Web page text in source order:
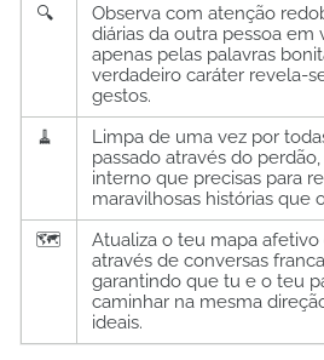
🔍
Observa com atenção
diárias da outra pessoa em
apenas pelas palavras
verdadeiro caráter revela-
gestos.
🧹
Limpa de uma vez por
passado através do
interno que precisas para
maravilhosas histórias que
🗺️
Atualiza o teu mapa
através de conversas
garantindo que tu e o teu
caminhar na mesma
ideais.